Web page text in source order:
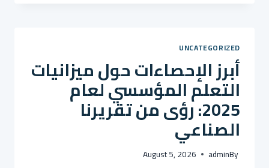
المهارات
مستقبل
تطوير
القوى
العاملة:
دليل
شامل
UNCATEGORIZED
أبرز الإحصاءات حول ميزانيات
التعلم المؤسسي لعام
2025: رؤى من تقريرنا
الصناعي
By
admin
August 5, 2026